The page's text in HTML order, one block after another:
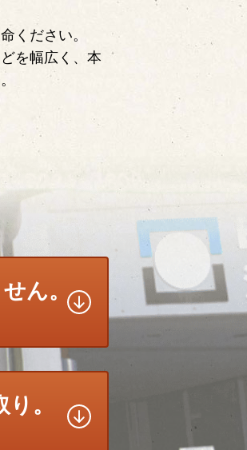
ください。
を幅広く、本
ん。
。